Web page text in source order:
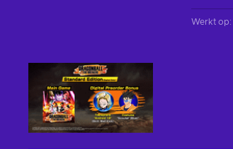
Werkt op: